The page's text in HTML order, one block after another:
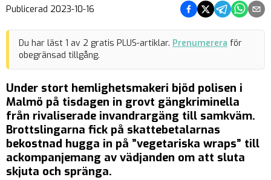
Publicerad 2023-10-16 Dela på Facebook
Dela på Twitter
Dela påDela på
Dela
Du har läst 1 av 2 gratis PLUS-artiklar. Prenumerera för
obegränsad tillgång.
Under stort hemlighetsmakeri bjöd polisen i
Malmö på tisdagen in grovt gängkriminella
från rivaliserade invandrargäng till samkväm.
Brottslingarna fick på skattebetalarnas
bekostnad hugga in på ”vegetariska wraps” till
ackompanjemang av vädjanden om att sluta
skjuta och spränga.